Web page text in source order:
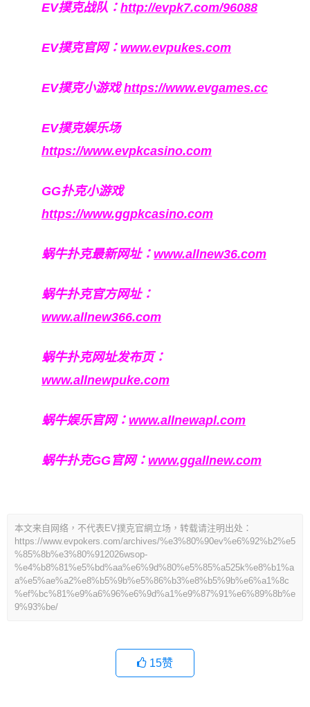
EV撲克战队： http://evpk7.com/96088
EV撲克官网： www.evpukes.com
EV撲克小游戏https://www.evgames.cc
EV撲克娱乐场
https://www.evpkcasino.com
GG扑克小游戏
https://www.ggpkcasino.com
蜗牛扑克最新网址： www.allnew36.com
蜗牛扑克官方网址：
www.allnew366.com
蜗牛扑克网址发布页：
www.allnewpuke.com
蜗牛娱乐官网： www.allnewapl.com
蜗牛扑克GG官网： www.ggallnew.com
本文来自网络，不代表EV撲克官網立场，转载请注明出处：
https://www.evpokers.com/archives/%e3%80%90ev%e6%92%b2%e5
%85%8b%e3%80%912026wsop-
%e4%b8%81%e5%bd%aa%e6%9d%80%e5%85%a525k%e8%b1%a
a%e5%ae%a2%e8%b5%9b%e5%86%b3%e8%b5%9b%e6%a1%8c
%ef%bc%81%e9%a6%96%e6%9d%a1%e9%87%91%e6%89%8b%e
9%93%be/
15赞